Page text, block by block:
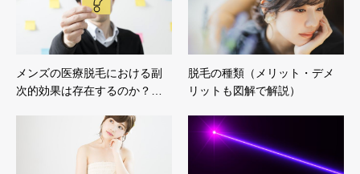
メンズの医療脱毛における副
次的効果は存在するのか？…
脱毛の種類（メリット・デメ
リットも図解で解説）